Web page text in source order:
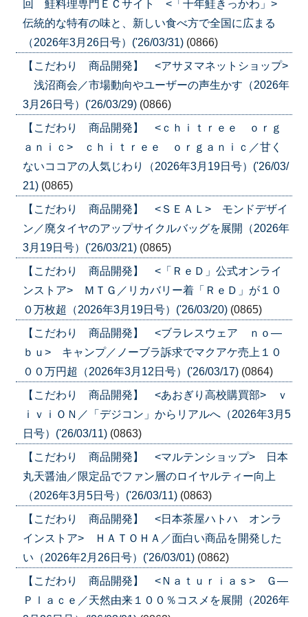
回 鮭料理専門ＥＣサイト <「千年鮭きっかわ」>
伝統的な特有の味と、新しい食べ方で全国に広まる
（2026年3月26日号）('26/03/31) (0866)
【こだわり 商品開発】 <アサヌマネットショップ>
浅沼商会／市場動向やユーザーの声生かす（2026年
3月26日号）('26/03/29) (0866)
【こだわり 商品開発】 <ｃｈｉｔｒｅｅ ｏｒｇ
ａｎｉｃ> ｃｈｉｔｒｅｅ ｏｒｇａｎｉｃ／甘く
ないココアの人気じわり（2026年3月19日号）('26/03/
21) (0865)
【こだわり 商品開発】 <ＳＥＡＬ> モンドデザイ
ン／廃タイヤのアップサイクルバッグを展開（2026年
3月19日号）('26/03/21) (0865)
【こだわり 商品開発】 <「ＲｅＤ」公式オンライ
ンストア> ＭＴＧ／リカバリー着「ＲｅＤ」が１０
０万枚超（2026年3月19日号）('26/03/20) (0865)
【こだわり 商品開発】 <ブラレスウェア ｎｏ―
ｂｕ> キャンプ／ノーブラ訴求でマクアケ売上１０
００万円超（2026年3月12日号）('26/03/17) (0864)
【こだわり 商品開発】 <あおぎり高校購買部> ｖ
ｉｖｉＯＮ／「デジコン」からリアルへ（2026年3月5
日号）('26/03/11) (0863)
【こだわり 商品開発】 <マルテンショップ> 日本
丸天醤油／限定品でファン層のロイヤルティー向上
（2026年3月5日号）('26/03/11) (0863)
【こだわり 商品開発】 <日本茶屋ハトハ オンラ
インストア> ＨＡＴＯＨＡ／面白い商品を開発した
い（2026年2月26日号）('26/03/01) (0862)
【こだわり 商品開発】 <Ｎａｔｕｒｉａｓ> Ｇ―
Ｐｌａｃｅ／天然由来１００％コスメを展開（2026年